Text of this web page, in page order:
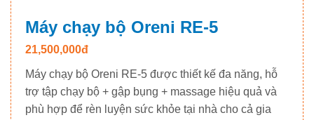
Máy chạy bộ Oreni RE-5
21,500,000đ
Máy chạy bộ Oreni RE-5 được thiết kế đa năng, hỗ
trợ tập chạy bộ + gập bụng + massage hiệu quả và
phù hợp để rèn luyện sức khỏe tại nhà cho cả gia